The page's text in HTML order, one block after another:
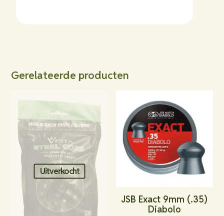
Gerelateerde producten
Uitverkocht
JSB Exact 9mm (.35)
Diabolo